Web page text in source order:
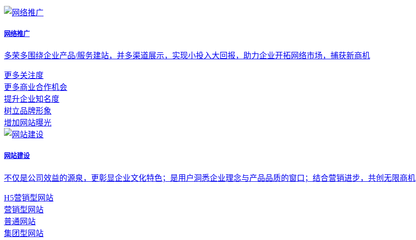
网络推广
多荣多围绕企业产品/服务建站，并多渠道展示，实现小投入大回报，助力企业开拓网络市场，捕获新商机
更多关注度
更多商业合作机会
提升企业知名度
树立品牌形象
增加网站曝光
网站建设
不仅是公司效益的源泉，更彰显企业文化特色；是用户洞悉企业理念与产品品质的窗口；结合营销进步，共创无限商机
H5营销型网站
营销型网站
普通网站
集团型网站